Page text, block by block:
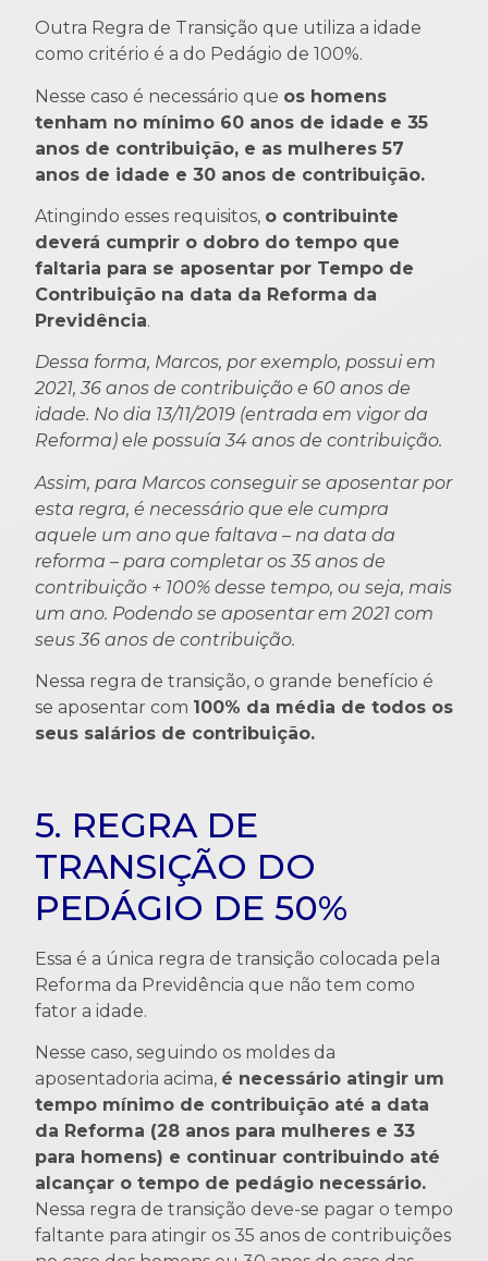
Outra Regra de Transição que utiliza a idade
como critério é a do Pedágio de 100%.
Nesse caso é necessário que os homens
tenham no mínimo 60 anos de idade e 35
anos de contribuição, e as mulheres 57
anos de idade e 30 anos de contribuição.
Atingindo esses requisitos, o contribuinte
deverá cumprir o dobro do tempo que
faltaria para se aposentar por Tempo de
Contribuição na data da Reforma da
Previdência.
Dessa forma, Marcos, por exemplo, possui em
2021, 36 anos de contribuição e 60 anos de
idade. No dia 13/11/2019 (entrada em vigor da
Reforma) ele possuía 34 anos de contribuição.
Assim, para Marcos conseguir se aposentar por
esta regra, é necessário que ele cumpra
aquele um ano que faltava – na data da
reforma – para completar os 35 anos de
contribuição + 100% desse tempo, ou seja, mais
um ano. Podendo se aposentar em 2021 com
seus 36 anos de contribuição.
Nessa regra de transição, o grande benefício é
se aposentar com 100% da média de todos os
seus salários de contribuição.
5. REGRA DE
TRANSIÇÃO DO
PEDÁGIO DE 50%
Essa é a única regra de transição colocada pela
Reforma da Previdência que não tem como
fator a idade.
Nesse caso, seguindo os moldes da
aposentadoria acima, é necessário atingir um
tempo mínimo de contribuição até a data
da Reforma (28 anos para mulheres e 33
para homens) e continuar contribuindo até
alcançar o tempo de pedágio necessário.
Nessa regra de transição deve-se pagar o tempo
faltante para atingir os 35 anos de contribuições